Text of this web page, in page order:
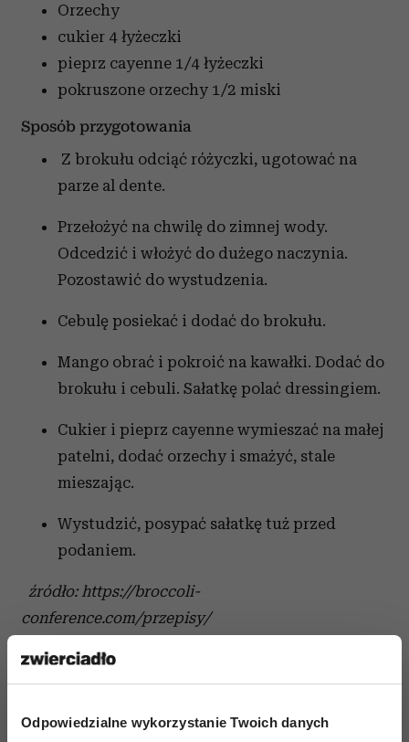
Odpowiedzialne wykorzystanie Twoich danych
Orzechy
cukier 4 łyżeczki
pieprz cayenne 1/4 łyżeczki
pokruszone orzechy 1/2 miski
Sposób przygotowania
Z brokułu odciąć różyczki, ugotować na
parze al dente.
Przełożyć na chwilę do zimnej wody.
Odcedzić i włożyć do dużego naczynia.
Pozostawić do wystudzenia.
Cebulę posiekać i dodać do brokułu.
Mango obrać i pokroić na kawałki. Dodać do
brokułu i cebuli. Sałatkę polać dressingiem.
Cukier i pieprz cayenne wymieszać na małej
patelni, dodać orzechy i smażyć, stale
mieszając.
Wystudzić, posypać sałatkę tuż przed
podaniem.
źródło: https://broccoli-
conference.com/przepisy/